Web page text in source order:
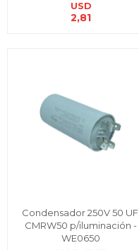
USD
2,81
Condensador 250V 50 UF,
CMRW50 p/iluminación -
WE0650